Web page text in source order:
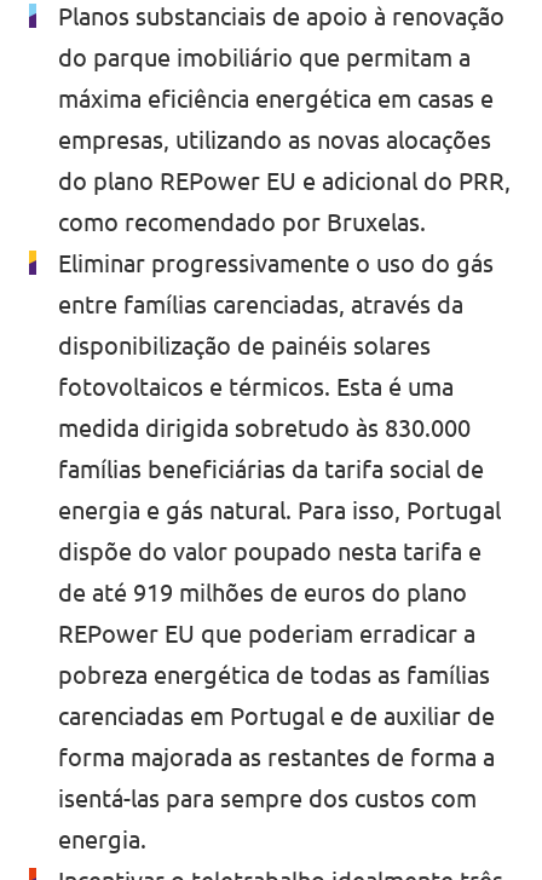
Planos substanciais de apoio à renovação
do parque imobiliário que permitam a
máxima eficiência energética em casas e
empresas, utilizando as novas alocações
do plano REPower EU e adicional do PRR,
como recomendado por Bruxelas.
Eliminar progressivamente o uso do gás
entre famílias carenciadas, através da
disponibilização de painéis solares
fotovoltaicos e térmicos. Esta é uma
medida dirigida sobretudo às 830.000
famílias beneficiárias da tarifa social de
energia e gás natural. Para isso, Portugal
dispõe do valor poupado nesta tarifa e
de até 919 milhões de euros do plano
REPower EU que poderiam erradicar a
pobreza energética de todas as famílias
carenciadas em Portugal e de auxiliar de
forma majorada as restantes de forma a
isentá-las para sempre dos custos com
energia.